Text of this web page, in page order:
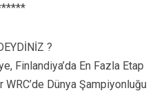
?
Finlandiya’da En Fazla Etap
Dünya Şampiyonluğu